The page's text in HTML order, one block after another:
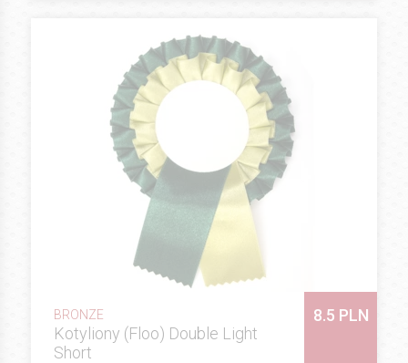
BRONZE
Kotyliony (Floo) Double Light
Short
8.5 PLN